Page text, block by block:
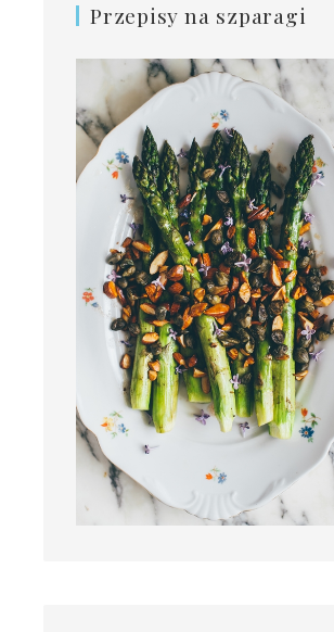
Przepisy na szparagi